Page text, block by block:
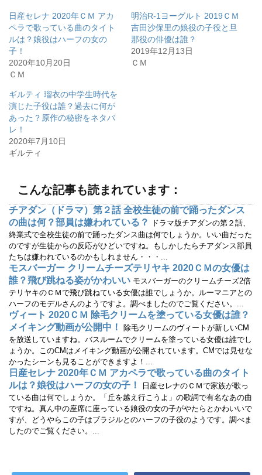
て
T
w
i
t
r
で
新
し
い
ウ
ィ
ド
ウ
で
o
o
k
で
共
る
に
ッ
ク
し
て
く
さ
い
ィ
ン
ウ
で
開
き
ま
す
)
日産セレナ 2020年ＣＭ アカ
ペラで歌っている曲のタイト
ルは？娘役はハーフの女の
子！
2020年10月20日
ＣＭ
明治R-1ヨーグルト 2019ＣＭ
吉田沙保里の娘役の子役と旦
那役の俳優は誰？
2019年12月13日
ＣＭ
ギルティ 瑠衣の中学生時代を
演じた子役は誰？過去に何が
あった？原作の秘密をネタバ
レ！
2020年7月10日
ギルティ
こんな記事も読まれています：
チアダン（ドラマ）第２話 全校生徒の前で踊ったダンス
の曲は何？部員は嫌われている？
ドラマ版チアダンの第２話、
終業式で全校生徒の前で踊ったダンス曲は何でしょうか。いい曲だった
のですが生徒からの反応がひどいですね。もしかしたらチアダンス部員
たちは嫌われているのかもしれません・・・...
モスバーガー クリームチーズテリヤキ 2020ＣＭの女優は
誰？飛び跳ねる姿がかわいい モスバーガーのクリームチーズ2倍
テリヤキのＣＭで飛び跳ねている女優は誰でしょうか。ルーマニアとの
ハーフのモデルさんのようですよ。調べましたのでご覧ください。...
ヴィート 2020ＣＭ 除毛クリームを塗っている女優は誰？
メイキング動画が公開中！
除毛クリームのヴィートが新しいCM
を放送していますね。バスルームでクリームを塗っている女優は誰でし
ょうか。このCMはメイキング動画が公開されています。CMでは見せな
かったシーンも見ることができますよ！...
日産セレナ 2020年ＣＭ アカペラで歌っている曲のタイト
ルは？娘役はハーフの女の子！
日産セレナのＣＭで家族が歌っ
ている曲は何でしょうか。「丘を越え行こうよ」の歌詞で有名なあの曲
ですね。真ん中の座席に座っている娘役の女の子がやたらとかわいいで
すが、どうやらこの子はブラジルとのハーフの子役のようです。調べま
したのでご覧ください。...